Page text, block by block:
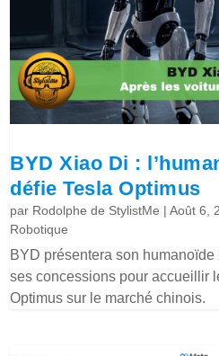
BYD Xiao Di :
défie Tesla Optimus
par Rodolphe de StylistMe |Août 6,
Robotique
BYD présentera son
ses concessions pour accueillir
Optimus sur le marché chinois.